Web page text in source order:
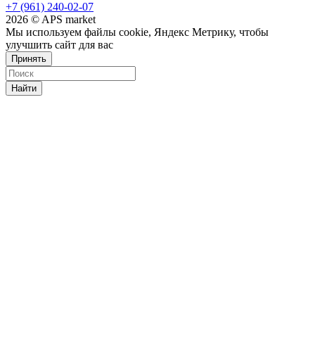
+7 (961) 240-02-07
2026 © APS market
Мы используем файлы cookie, Яндекс Метрику, чтобы
улучшить сайт для вас
Принять
Найти